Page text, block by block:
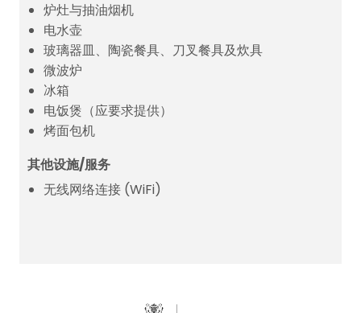
炉灶与抽油烟机
电水壶
玻璃器皿、陶瓷餐具、刀叉餐具及炊具
微波炉
冰箱
电饭煲（应要求提供）
烤面包机
其他设施/服务
无线网络连接 (WiFi)